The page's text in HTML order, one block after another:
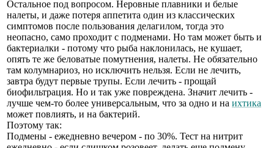
Остальное под вопросом. Неровные плавники и белые
налеты, и даже потеря аппетита один из классических
симптомов после пользования делагилом, тогда это
неопасно, само проходит с подменами. Но там может быть и
бактериалки - потому что рыба наклонилась, не кушает,
опять те же беловатые помутнения, налеты. Не обязательно
там колумнариоз, но исключить нельзя. Если не лечить,
завтра будут первые трупы. Если лечить - прощай
биофильтрация. Но и так уже повреждена. Значит лечить -
лучше чем-то более универсальным, что за одно и на ихтика
может повлиять, и на бактерий.
Поэтому так:
Подмены - ежедневно вечером - по 30%. Тест на нитрит